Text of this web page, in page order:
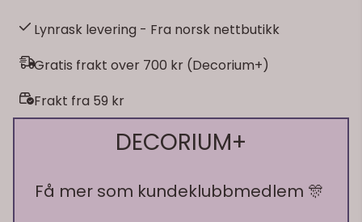
Lynrask levering - Fra norsk nettbutikk
Gratis frakt over 700 kr (Decorium+)
Frakt fra 59 kr
DECORIUM+
Få mer som kundeklubbmedlem 🎊